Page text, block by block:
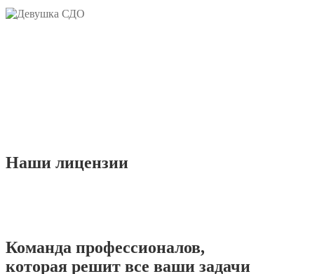
Наши лицензии
Команда профессионалов,
которая решит все ваши задачи